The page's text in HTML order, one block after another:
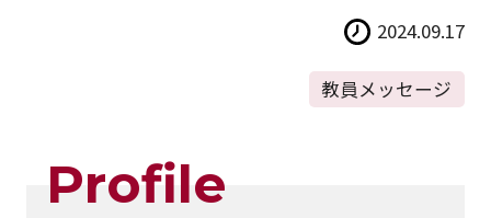
2024.09.17
教員メッセージ
Profile